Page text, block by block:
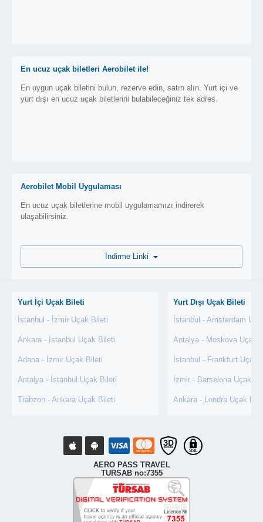
En ucuz uçak biletleri Aerobilet ile!
En uygun uçak biletini bulun, rezerve edin, satın alın. Yurt içi ve
yurt dışı en ucuz uçak biletlerini bulabileceğiniz tek adres.
Aerobilet Mobil Uygulaması
En ucuz uçak biletlerine mobil uygulamamızı indirerek
ulaşabilirsiniz.
Yurt İçi Uçak Bileti
İstanbul - İzmir Uçak Bileti
Ankara - İstanbul Uçak Bileti
Adana - İzmir Uçak Bileti
Antalya - İstanbul Uçak Bileti
Trabzon - Ankara Uçak Bileti
Yurt Dışı Uçak Bileti
İstanbul - Amsterdam
Antalya - Moskova Uçak
İstanbul - Frankfurt Uçak
İzmir - Barselona Uçak
Ankara - Londra Uçak
AERO PASS TRAVEL
TURSAB no:7355